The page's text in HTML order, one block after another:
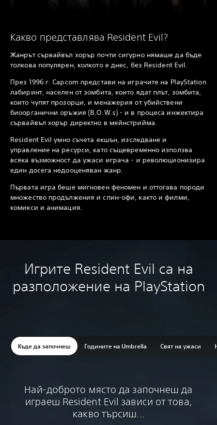
Какво представлява Resident Evil?
Жанрът сървайвъл хорър почти сигурно нямаше да бъде
толкова популярен, колкото е днес, без Resident Evil.
През 1996 г. Capcom представи на играчите на PlayStation
лабиринт, населен от зомбита, които ядат плът, зомбита,
които чупят прозорци, и менажерия от убийствени
биоорганични оръжия (B.O.W.s) - и в процеса инжектира
сървайвъл хорър директно в мейнстрийма.
Resident Evil умно съчета екшън, изследване и
управление на ресурси, като същевременно използва
всяка възможност да ужаси играча - и революционизира
един досега недооценяван жанр.
Първата игра беше мигновен феномен и оттогава породи
множество продължения и спин-офи, както и филми,
комикси и анимация.
Игрите Resident Evil са на
разположение на PlayStation
Къде да започнеш Годините на Umbrella Свят на ужаси
Най-доброто място да започнеш да
играеш Resident Evil зависи от това,
какво търсиш...